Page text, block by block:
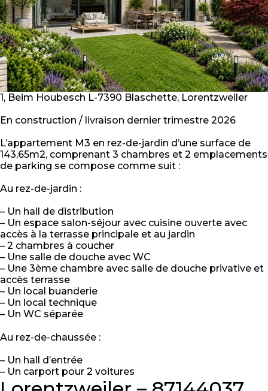
1, Beim Houbesch L-7390 Blaschette, Lorentzweiler
En construction / livraison dernier trimestre 2026
L’appartement M3 en rez-de-jardin d’une surface de
143,65m2, comprenant 3 chambres et 2 emplacements
de parking se compose comme suit :
Au rez-de-jardin :
– Un hall de distribution
– Un espace salon-séjour avec cuisine ouverte avec
accès à la terrasse principale et au jardin
– 2 chambres à coucher
– Une salle de douche avec WC
– Une 3ème chambre avec salle de douche privative et
accès terrasse
– Un local buanderie
– Un local technique
– Un WC séparée
Au rez-de-chaussée :
– Un hall d’entrée
– Un carport pour 2 voitures